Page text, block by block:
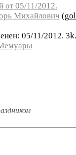
от 05/11/2012.
Михайлович (
05/11/2012.